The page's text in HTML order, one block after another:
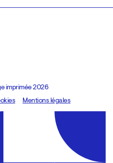
imprimée 2026
Mentions légales